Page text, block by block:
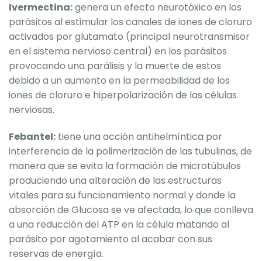
Ivermectina:genera un efecto neurotóxico en los
parásitos al estimular los canales de iones de cloruro
activados por glutamato (principal neurotransmisor
en el sistema nervioso central) en los parásitos
provocando una parálisis y la muerte de estos
debido a un aumento en la permeabilidad de los
iones de cloruro e hiperpolarización de las células
nerviosas.
Febantel: tiene una acción antihelmíntica por
interferencia de la polimerización de las tubulinas, de
manera que se evita la formación de microtúbulos
produciendo una alteración de las estructuras
vitales para su funcionamiento normal y donde la
absorción de Glucosa se ve afectada, lo que conlleva
a una reducción del ATP en la célula matando al
parásito por agotamiento al acabar con sus
reservas de energía.